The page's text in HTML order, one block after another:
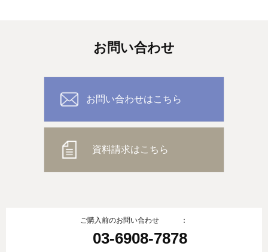
お問い合わせ
お問い合わせはこちら
資料請求はこちら
ご購入前のお問い合わせ ：
03-6908-7878